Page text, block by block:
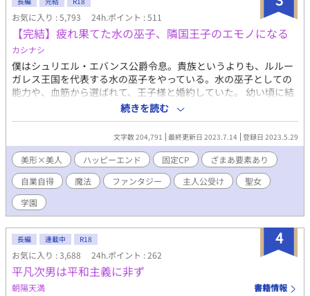
アズールは、生まれながらに王子の許嫁に決まっているのだが、
その王子がびっくりな容姿をしていて……。 愛されることだけを
夢見ていた可愛いウサギ耳の公爵令息と神に選ばれし能力を持つ
王子のイチャラブハッピーエンド小説です。 R18には※つけま
す。
お気に入り : 5,793 24h.ポイント : 511
【完結】疲れ果てた水の巫子、隣国王子のエモノになる
カシナシ
僕はシュリエル・エバンス公爵令息。貴族というよりも、ルルー
ガレス王国を代表する水の巫子をやっている。水の巫子としての
能力や、血筋から選ばれて、王子様と婚約していた。 幼い頃に結
ばれた婚約だが、ディルク殿下に恋をしてから、ずっと自己研鑽
に努めてきた。聖女が現れても、殿下に相応しいのは僕だと、心
の中で言い聞かせるようにしていたが、 殿下の隣には、いつの間
にかローズブロンドの美しい聖女がいた。 なんとかしてかつての
優しい眼差しに戻ってほしいのに、日が経つ毎に状況は悪くな
る。 そんなある日、僕は目を疑うものを見てしまった。 攻め・威
圧系美形 受け・浮世離れ系美人 （HOTランキング最高３位、頂き
ました。たくさんの閲覧ありがとうございます！） （第12回BL大
賞にて、奨励賞を頂きました。たくさんの応援、ありがとうござ
甘々になっていきます ※本編６０話（約16万字）＋番外編数話く
らい ※残酷描写あります ※ R18は後半に
続きを読む
文字数 204,791 最終更新日 2023.7.14 登録日 2023.5.29
美形×美人 ハッピーエンド 固定CP
ざまあ要素あり
自業自得
魔法 ファンタジー 主人公受け
聖女
学園
4
長編 連載中 R18
お気に入り : 3,688 24h.ポイント : 262
平凡次男は平和主義に非ず
朝陽天満 書籍情報